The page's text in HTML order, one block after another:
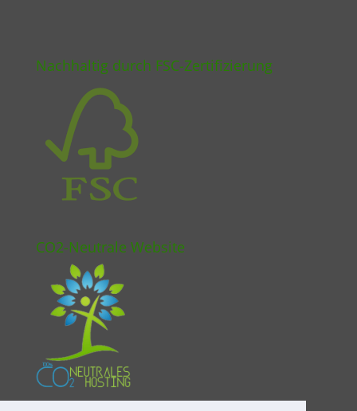
Nachhaltig durch FSC-Zertifizierung
CO2-Neutrale Website